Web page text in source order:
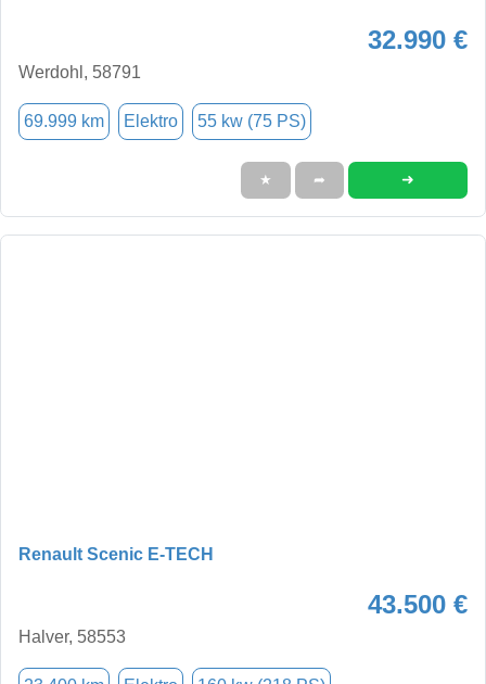
32.990 €
Werdohl, 58791
69.999 km Elektro 55 kw (75 PS)
★ ➦ ➜
Renault Scenic E-TECH
43.500 €
Halver, 58553